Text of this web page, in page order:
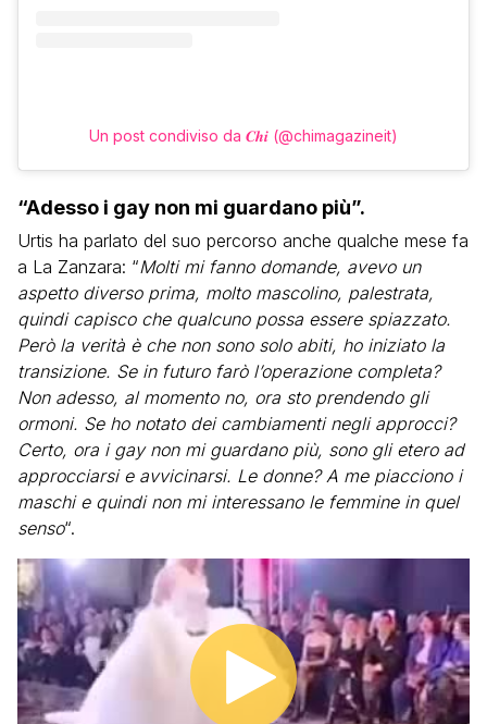
Un post condiviso da 𝑪𝒉𝒊 (@chimagazineit)
“Adesso i gay non mi guardano più”.
Urtis ha parlato del suo percorso anche qualche mese fa
a La Zanzara: “Molti mi fanno domande, avevo un
aspetto diverso prima, molto mascolino, palestrata,
quindi capisco che qualcuno possa essere spiazzato.
Però la verità è che non sono solo abiti, ho iniziato la
transizione. Se in futuro farò l’operazione completa?
Non adesso, al momento no, ora sto prendendo gli
ormoni. Se ho notato dei cambiamenti negli approcci?
Certo, ora i gay non mi guardano più, sono gli etero ad
approcciarsi e avvicinarsi. Le donne? A me piacciono i
maschi e quindi non mi interessano le femmine in quel
senso“.